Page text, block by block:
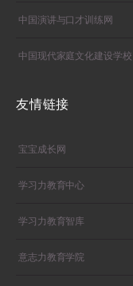
中国演讲与口才训练网
中国现代家庭文化建设学校
友情链接
宝宝成长网
学习力教育中心
学习力教育智库
意志力教育学院